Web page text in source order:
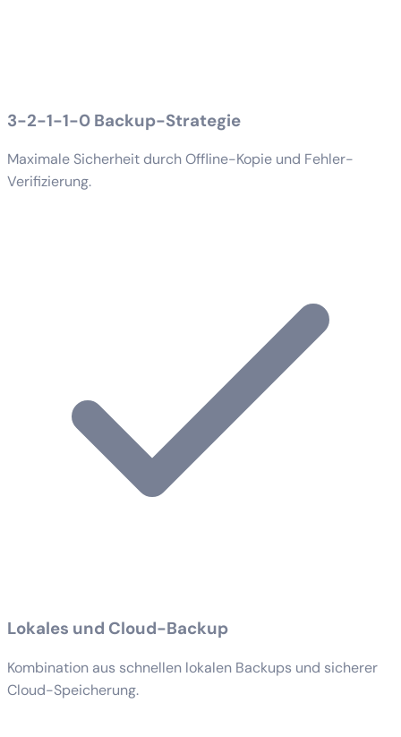
3-2-1-1-0 Backup-Strategie
Maximale Sicherheit durch Offline-Kopie und Fehler-
Verifizierung.
Lokales und Cloud-Backup
Kombination aus schnellen lokalen Backups und sicherer
Cloud-Speicherung.